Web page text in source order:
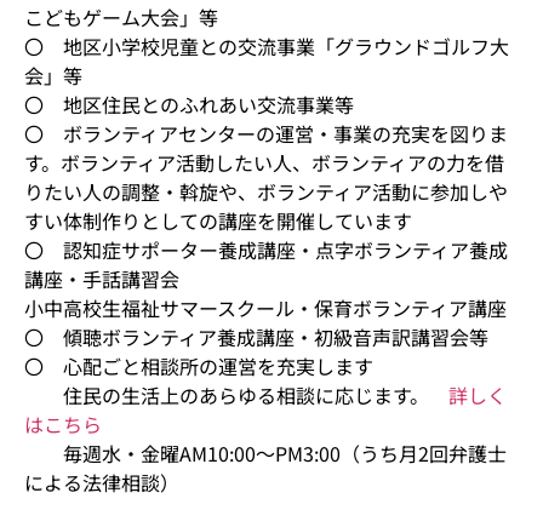
こどもゲーム大会」等
〇 地区小学校児童との交流事業「グラウンドゴルフ大
会」等
〇 地区住民とのふれあい交流事業等
〇 ボランティアセンターの運営・事業の充実を図りま
す。ボランティア活動したい人、ボランティアの力を借
りたい人の調整・斡旋や、ボランティア活動に参加しや
すい体制作りとしての講座を開催しています
〇 認知症サポーター養成講座・点字ボランティア養成
講座・手話講習会
小中高校生福祉サマースクール・保育ボランティア講座
〇 傾聴ボランティア養成講座・初級音声訳講習会等
〇 心配ごと相談所の運営を充実します
住民の生活上のあらゆる相談に応じます。 詳しく
はこちら
毎週水・金曜AM10:00～PM3:00（うち月2回弁護士
による法律相談）